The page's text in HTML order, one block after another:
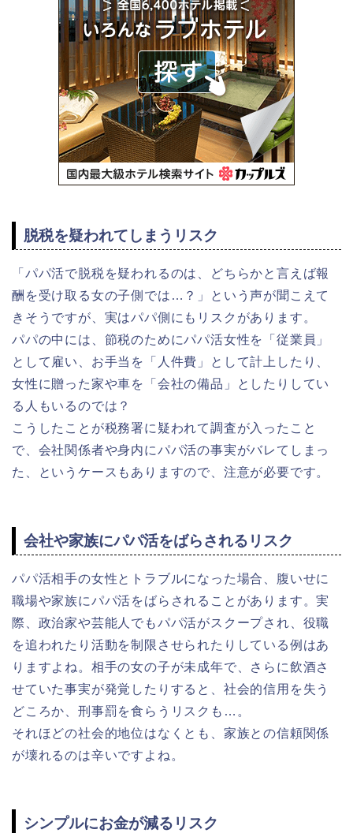
脱税を疑われてしまうリスク
「パパ活で脱税を疑われるのは、どちらかと言えば報
酬を受け取る女の子側では…？」という声が聞こえて
きそうですが、実はパパ側にもリスクがあります。
パパの中には、節税のためにパパ活女性を「従業員」
として雇い、お手当を「人件費」として計上したり、
女性に贈った家や車を「会社の備品」としたりしてい
る人もいるのでは？
こうしたことが税務署に疑われて調査が入ったこと
で、会社関係者や身内にパパ活の事実がバレてしまっ
た、というケースもありますので、注意が必要です。
会社や家族にパパ活をばらされるリスク
パパ活相手の女性とトラブルになった場合、腹いせに
職場や家族にパパ活をばらされることがあります。実
際、政治家や芸能人でもパパ活がスクープされ、役職
を追われたり活動を制限させられたりしている例はあ
りますよね。相手の女の子が未成年で、さらに飲酒さ
せていた事実が発覚したりすると、社会的信用を失う
どころか、刑事罰を食らうリスクも…。
それほどの社会的地位はなくとも、家族との信頼関係
が壊れるのは辛いですよね。
シンプルにお金が減るリスク